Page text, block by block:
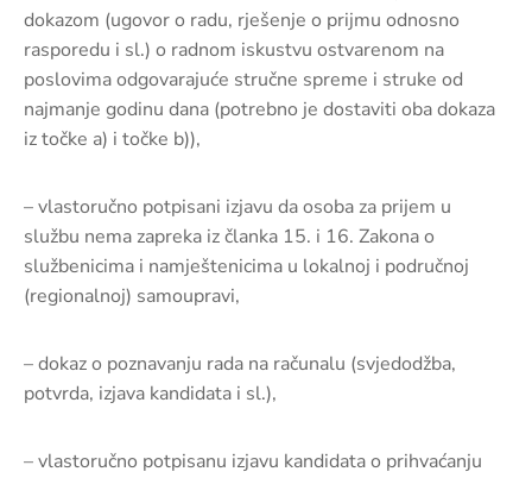
dokazom (ugovor o radu, rješenje o prijmu odnosno
rasporedu i sl.) o radnom iskustvu ostvarenom na
poslovima odgovarajuće stručne spreme i struke od
najmanje godinu dana (potrebno je dostaviti oba dokaza
iz točke a) i točke b)),
– vlastoručno potpisani izjavu da osoba za prijem u
službu nema zapreka iz članka 15. i 16. Zakona o
službenicima i namještenicima u lokalnoj i područnoj
(regionalnoj) samoupravi,
– dokaz o poznavanju rada na računalu (svjedodžba,
potvrda, izjava kandidata i sl.),
– vlastoručno potpisanu izjavu kandidata o prihvaćanju